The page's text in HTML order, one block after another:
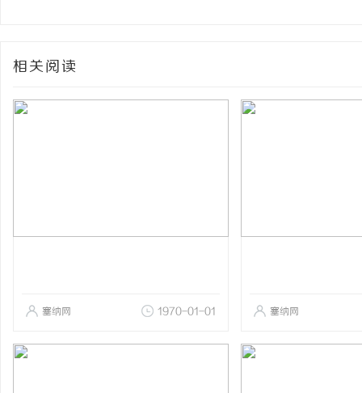
相关阅读
塞纳网 1970-01-01 塞纳网